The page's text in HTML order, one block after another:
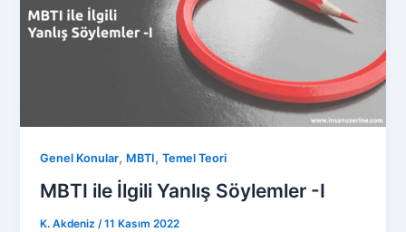
Genel Konular, MBTI,Temel Teori
MBTI ile İlgili Yanlış Söylemler -I
K. Akdeniz/11 Kasım 2022